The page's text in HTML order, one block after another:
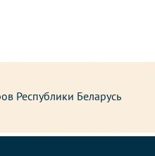
Республики Беларусь